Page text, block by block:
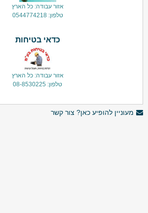
אזור עבודה: כל הארץ
טלפון: 0544774218
כדאי בטיחות
אזור עבודה: כל הארץ
טלפון: 08-8530225
מעוניין להופיע כאן? צור קשר